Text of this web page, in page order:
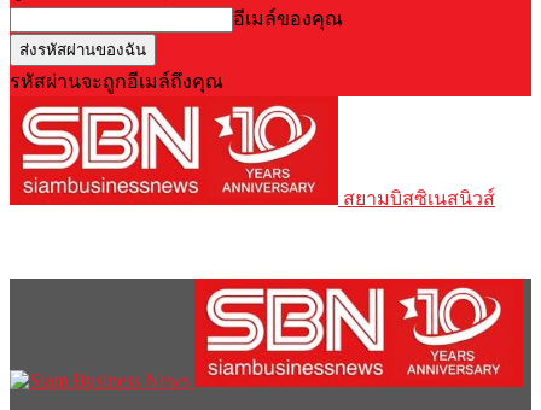
อีเมล์ของคุณ
รหัสผ่านจะถูกอีเมล์ถึงคุณ
สยามบิสซิเนสนิวส์